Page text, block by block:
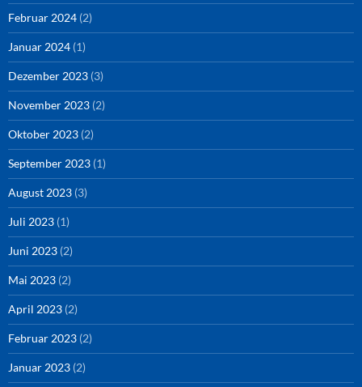
Februar 2024 (2)
Januar 2024 (1)
Dezember 2023 (3)
November 2023 (2)
Oktober 2023 (2)
September 2023 (1)
August 2023 (3)
Juli 2023 (1)
Juni 2023 (2)
Mai 2023 (2)
April 2023 (2)
Februar 2023 (2)
Januar 2023 (2)